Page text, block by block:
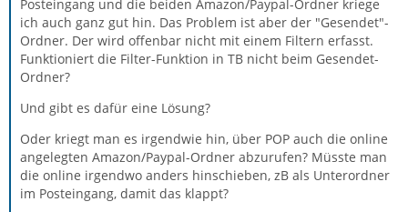
Posteingang und die beiden Amazon/Paypal-Ordner kriege
ich auch ganz gut hin. Das Problem ist aber der "Gesendet"-
Ordner. Der wird offenbar nicht mit einem Filtern erfasst.
Funktioniert die Filter-Funktion in TB nicht beim Gesendet-
Ordner?
Und gibt es dafür eine Lösung?
Oder kriegt man es irgendwie hin, über POP auch die online
angelegten Amazon/Paypal-Ordner abzurufen? Müsste man
die online irgendwo anders hinschieben, zB als Unterordner
im Posteingang, damit das klappt?